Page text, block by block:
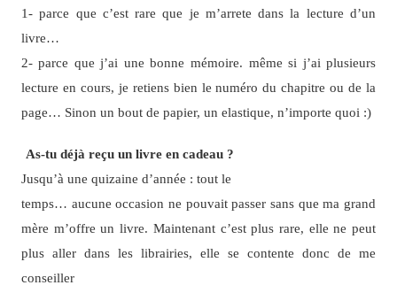
1- parce que c’est rare que je m’arrete dans la lecture d’un
livre…
2- parce que j’ai une bonne mémoire. même si j’ai plusieurs
lecture en cours, je retiens bien le numéro du chapitre ou de la
page… Sinon un bout de papier, un elastique, n’importe quoi :)
As-tu déjà reçu un livre en cadeau ?
Jusqu’à une quizaine d’année : tout le
temps… aucune occasion ne pouvait passer sans que ma grand
mère m’offre un livre. Maintenant c’est plus rare, elle ne peut
plus aller dans les librairies, elle se contente donc de me
conseiller